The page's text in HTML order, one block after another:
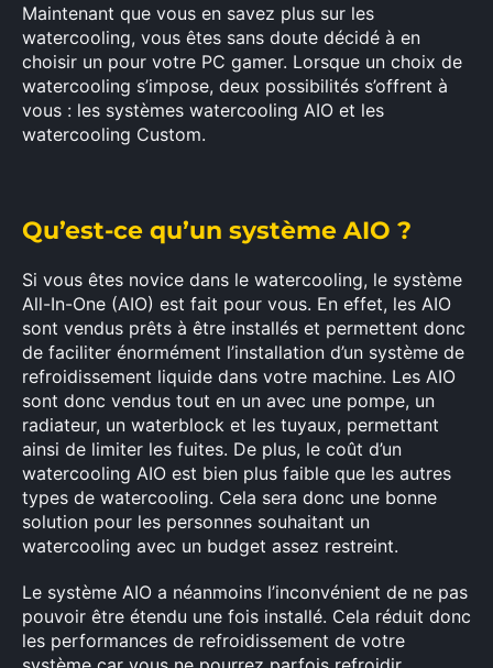
Maintenant que vous en savez plus sur les
watercooling, vous êtes sans doute décidé à en
choisir un pour votre PC gamer. Lorsque un choix de
watercooling s’impose, deux possibilités s’offrent à
vous : les systèmes watercooling AIO et les
watercooling Custom.
Qu’est-ce qu’un système AIO ?
Si vous êtes novice dans le watercooling, le système
All-In-One (AIO) est fait pour vous. En effet, les AIO
sont vendus prêts à être installés et permettent donc
de faciliter énormément l’installation d’un système de
refroidissement liquide dans votre machine. Les AIO
sont donc vendus tout en un avec une pompe, un
radiateur, un waterblock et les tuyaux, permettant
ainsi de limiter les fuites. De plus, le coût d’un
watercooling AIO est bien plus faible que les autres
types de watercooling. Cela sera donc une bonne
solution pour les personnes souhaitant un
watercooling avec un budget assez restreint.
Le système AIO a néanmoins l’inconvénient de ne pas
pouvoir être étendu une fois installé. Cela réduit donc
les performances de refroidissement de votre